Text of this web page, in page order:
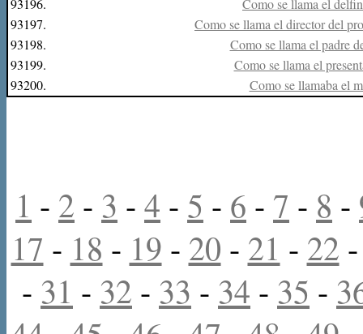
93196.
Como se llama el
93197.
Como se llama el director del
93198.
Como se llama el padre
93199.
Como se llama el
93200.
Como se llamaba el
1 - 2 - 3 - 4 - 5 - 6 - 7 - 8 -
17 - 18 - 19 - 20 - 21 - 22
- 31 - 32 - 33 - 34 - 35 -